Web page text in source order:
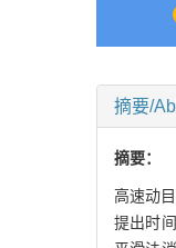
摘要/
摘要：
高速动
提出时